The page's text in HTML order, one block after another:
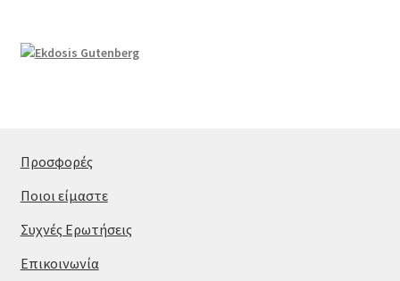
Προσφορές
Ποιοι είμαστε
Συχνές Ερωτήσεις
Επικοινωνία